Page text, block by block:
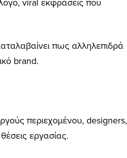
viral εκφράσεις που
πως αλληλεπιδρά
brand.
περιεχομένου, designers,
εργασίας.